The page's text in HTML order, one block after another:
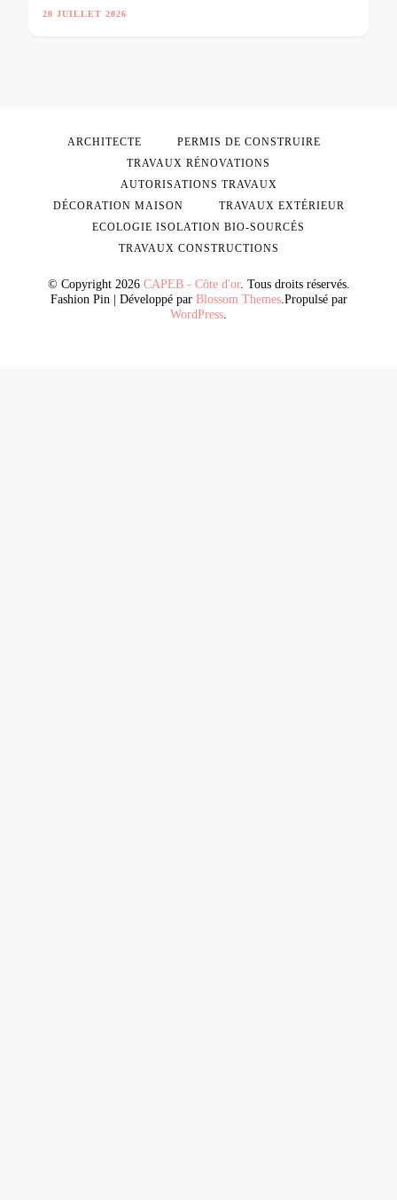
20 JUILLET 2026
© Copyright 2026 CAPEB - Côte d'or. Tous droits réservés.
Fashion Pin | Développé par Blossom Themes.Propulsé par
WordPress
ARCHITECTE
PERMIS DE CONSTRUIRE
TRAVAUX RÉNOVATIONS
AUTORISATIONS TRAVAUX
DÉCORATION MAISON
TRAVAUX EXTÉRIEUR
ECOLOGIE ISOLATION BIO-SOURCÉS
TRAVAUX CONSTRUCTIONS